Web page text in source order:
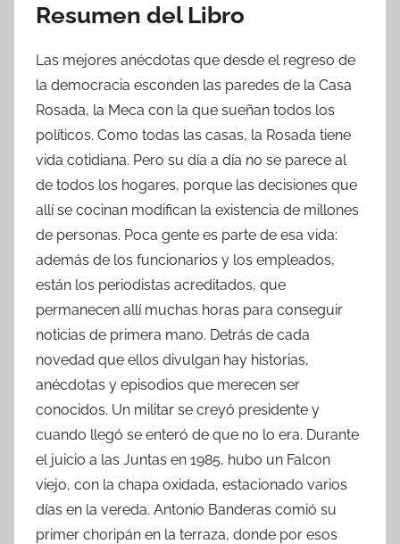
Resumen del Libro
Las mejores anécdotas que desde el regreso de
la democracia esconden las paredes de la Casa
Rosada, la Meca con la que sueñan todos los
políticos. Como todas las casas, la Rosada tiene
vida cotidiana. Pero su día a día no se parece al
de todos los hogares, porque las decisiones que
allí se cocinan modifican la existencia de millones
de personas. Poca gente es parte de esa vida:
además de los funcionarios y los empleados,
están los periodistas acreditados, que
permanecen allí muchas horas para conseguir
noticias de primera mano. Detrás de cada
novedad que ellos divulgan hay historias,
anécdotas y episodios que merecen ser
conocidos. Un militar se creyó presidente y
cuando llegó se enteró de que no lo era. Durante
el juicio a las Juntas en 1985, hubo un Falcon
viejo, con la chapa oxidada, estacionado varios
días en la vereda. Antonio Banderas comió su
primer choripán en la terraza, donde por esos